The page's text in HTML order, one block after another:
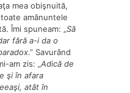
mea obişnuită,
amănuntele
Îmi spuneam: „Să
fără a-i da o
.” Savurând
am zis: „Adică de
şi în afara
atât în